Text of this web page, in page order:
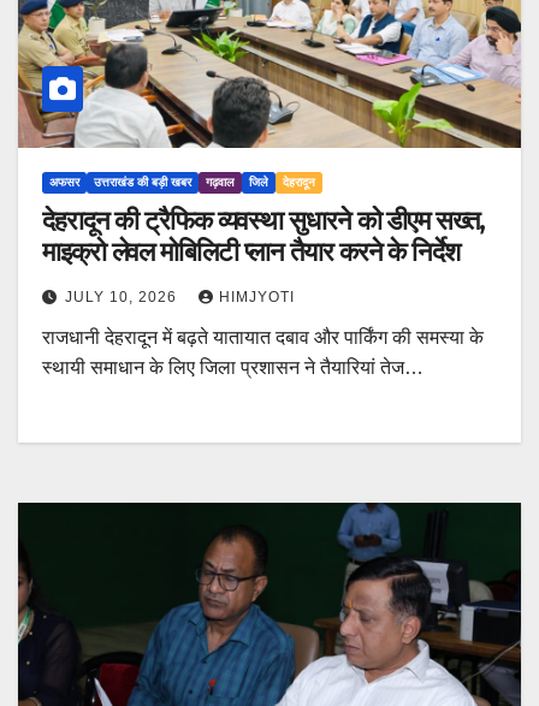
अफसर उत्तराखंड की बड़ी खबर गढ़वाल जिले देहरादून
देहरादून की ट्रैफिक व्यवस्था सुधारने को डीएम सख्त,
माइक्रो लेवल मोबिलिटी प्लान तैयार करने के निर्देश
JULY 10, 2026 HIMJYOTI
राजधानी देहरादून में बढ़ते यातायात दबाव और पार्किंग की समस्या के
स्थायी समाधान के लिए जिला प्रशासन ने तैयारियां तेज…